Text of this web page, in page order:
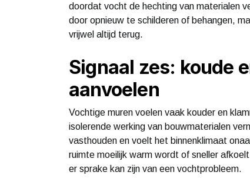
doordat vocht de hechting van materialen
door opnieuw te schilderen of behangen,
vrijwel altijd terug.
Signaal zes: koude
aanvoelen
Vochtige muren voelen vaak kouder en
isolerende werking van bouwmaterialen
vasthouden en voelt het binnenklimaat
ruimte moeilijk warm wordt of sneller
er sprake kan zijn van een vochtprobleem.